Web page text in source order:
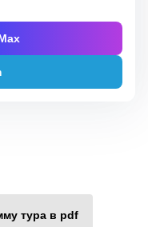
тура в pdf